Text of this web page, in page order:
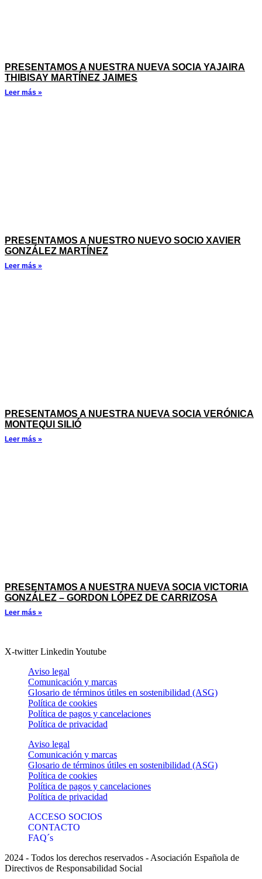
PRESENTAMOS A NUESTRA NUEVA SOCIA YAJAIRA
THIBISAY MARTÍNEZ JAIMES
Leer más »
PRESENTAMOS A NUESTRO NUEVO SOCIO XAVIER
GONZÁLEZ MARTÍNEZ
Leer más »
PRESENTAMOS A NUESTRA NUEVA SOCIA VERÓNICA
MONTEQUI SILIÓ
Leer más »
PRESENTAMOS A NUESTRA NUEVA SOCIA VICTORIA
GONZÁLEZ – GORDON LÓPEZ DE CARRIZOSA
Leer más »
X-twitter Linkedin Youtube
Aviso legal
Comunicación y marcas
Glosario de términos útiles en sostenibilidad (ASG)
Política de cookies
Política de pagos y cancelaciones
Política de privacidad
Aviso legal
Comunicación y marcas
Glosario de términos útiles en sostenibilidad (ASG)
Política de cookies
Política de pagos y cancelaciones
Política de privacidad
ACCESO SOCIOS
CONTACTO
FAQ´s
2024 - Todos los derechos reservados - Asociación Española de
Directivos de Responsabilidad Social